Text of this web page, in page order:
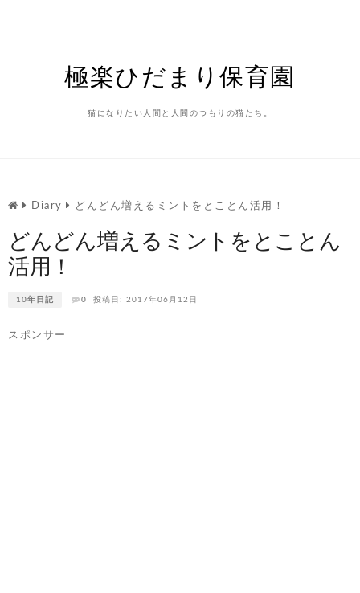
極楽ひだまり保育園
猫になりたい人間と人間のつもりの猫たち。
Diary どんどん増えるミントをとことん活用！
どんどん増えるミントをとことん
活用！
10年日記 0 投稿日: 2017年06月12日
スポンサー